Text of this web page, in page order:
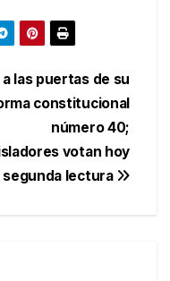
a las puertas de su
constitucional
número 40;
votan hoy
segunda lectura